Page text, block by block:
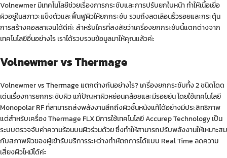
Volnewmer มีเทคโนโลยีช่วยเรื่องการกระชับและการปรับยกใบหน้า ทำให้เนื้อเยื่อ
ผิวอยู่ในสภาวะแข็งตัวและฟื้นฟูผิวให้ยกกระชับ รวมถึงลดเลือนริ้วรอยและกระตุ้น
การสร้างคอลลาเจนได้ดีค่ะ สำหรับใครที่สงสัยว่าเครื่องยกกระชับนี้แตกต่างจาก
เทคโนโลยีอื่นอย่างไร เราได้รวบรวมข้อมูลมาให้คุณแล้วค่ะ
Volnewmer vs Thermage
Volnewmer vsThermageแตกต่างกันอย่างไร? เครื่องยกกระชับทั้ง 2 ชนิดโดด
เด่นเรื่องการยกกระชับผิว แก้ปัญหาผิวหย่อนคล้อยและมีรอยย่น โดยใช้เทคโนโลยี
Monopolar RF ที่สามารถส่งพลังงานลึกถึงผิวชั้นหนังแท้ได้อย่างมีประสิทธิภาพ
แต่สำหรับเครื่อง Thermage FLX มีการใช้เทคโนโลยี Accurep Technology เป็น
ระบบตรวจจับค่าความร้อนบนผิวร่วมด้วย ซึ่งทำให้สามารถปรับพลังงานให้เหมาะสม
กับสภาพผิวของผู้เข้ารับบริการระหว่างทำหัตถการได้แบบ Real Time ลดความ
เสี่ยงผิวไหม้ได้ค่ะ